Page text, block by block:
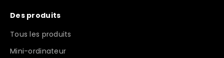
Des produits
Tous les produits
Mini-ordinateur